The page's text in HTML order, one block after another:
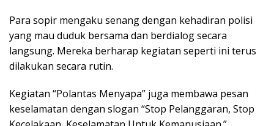
Para sopir mengaku senang dengan kehadiran polisi
yang mau duduk bersama dan berdialog secara
langsung. Mereka berharap kegiatan seperti ini terus
dilakukan secara rutin.
Kegiatan “Polantas Menyapa” juga membawa pesan
keselamatan dengan slogan “Stop Pelanggaran, Stop